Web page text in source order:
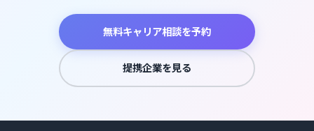
無料キャリア相談を予約
提携企業を見る